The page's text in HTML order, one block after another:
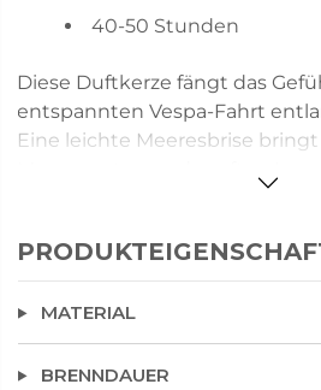
40-50 Stunden
Diese Duftkerze fängt das
entspannten Vespa-Fahrt
Eine leichte Meeresbrise
unterstreicht die maritime
eine Atmosphäre von Freiheit,
Gelassenheit.
MATERIAL
BRENNDAUER